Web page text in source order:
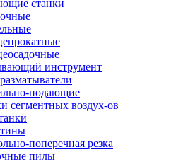
станки
инструмент
подающие
сегментных воздух-ов
поперечная резка
пилы